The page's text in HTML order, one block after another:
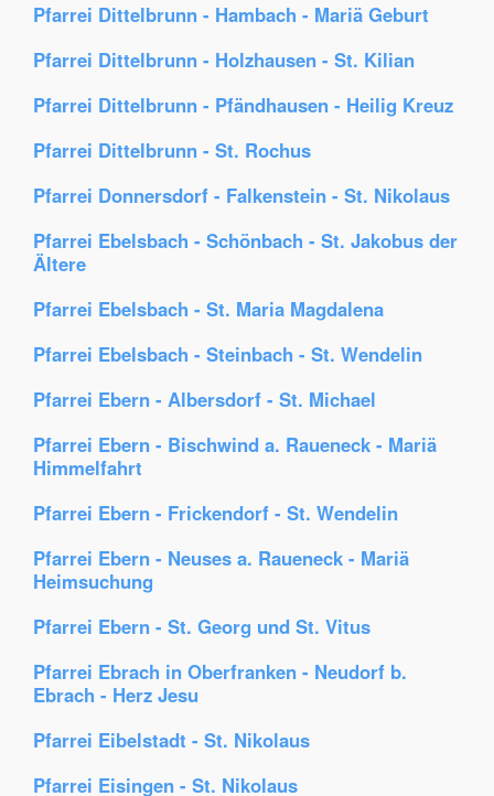
Pfarrei Dittelbrunn - Hambach - Mariä Geburt
Pfarrei Dittelbrunn - Holzhausen - St. Kilian
Pfarrei Dittelbrunn - Pfändhausen - Heilig Kreuz
Pfarrei Dittelbrunn - St. Rochus
Pfarrei Donnersdorf - Falkenstein - St. Nikolaus
Pfarrei Ebelsbach - Schönbach - St. Jakobus der
Ältere
Pfarrei Ebelsbach - St. Maria Magdalena
Pfarrei Ebelsbach - Steinbach - St. Wendelin
Pfarrei Ebern - Albersdorf - St. Michael
Pfarrei Ebern - Bischwind a. Raueneck - Mariä
Himmelfahrt
Pfarrei Ebern - Frickendorf - St. Wendelin
Pfarrei Ebern - Neuses a. Raueneck - Mariä
Heimsuchung
Pfarrei Ebern - St. Georg und St. Vitus
Pfarrei Ebrach in Oberfranken - Neudorf b.
Ebrach - Herz Jesu
Pfarrei Eibelstadt - St. Nikolaus
Pfarrei Eisingen - St. Nikolaus